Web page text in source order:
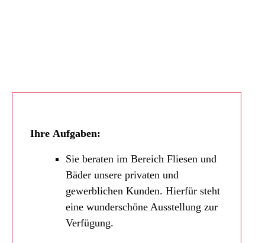
Ihre Aufgaben:
Sie beraten im Bereich Fliesen und
Bäder unsere privaten und
gewerblichen Kunden. Hierfür steht
eine wunderschöne Ausstellung zur
Verfügung.